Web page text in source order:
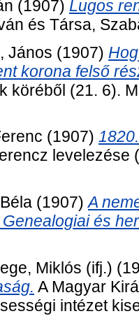
(1907) Lugos
és Társa,
János (1907)
korona felső
köréből (21. 6).
(1907)
levelezése
(1907)A
és
Miklós (ifj.)
A Magyar
intézet